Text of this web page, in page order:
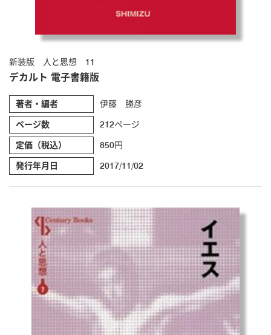
新装版 人と思想 11
デカルト 電子書籍版
著者・編者 伊藤 勝彦
ページ数 212ページ
定価（税込） 850円
発行年月日 2017/11/02